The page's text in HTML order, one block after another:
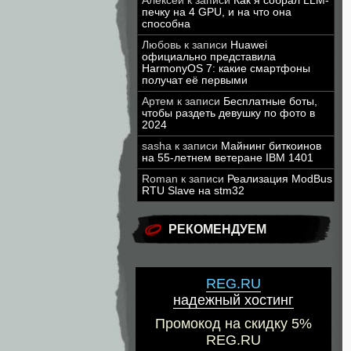
печку на 4 GPU, и на что она
способна
Любовь к записи Huawei
официально представила
HarmonyOS 7: какие смартфоны
получат её первыми
Артем к записи Бесплатные боты,
чтобы раздеть девушку по фото в
2024
sasha к записи Майнинг биткоинов
на 55-летнем ветеране IBM 1401
Roman к записи Реализация ModBus
RTU Slave на stm32
РЕКОМЕНДУЕМ
REG.RU
надежный хостинг
Промокод на скидку 5%
REG.RU